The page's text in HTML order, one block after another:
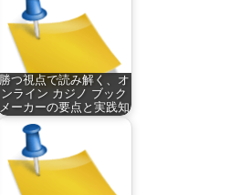
勝つ視点で読み解く、オ
ンライン カジノ ブック
メーカーの要点と実践知